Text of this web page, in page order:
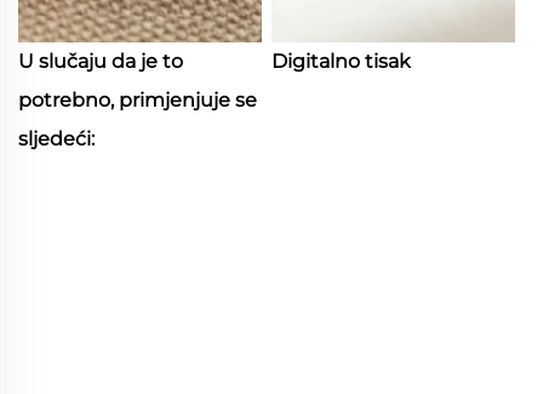
U slučaju da je to
potrebno, primjenjuje se
sljedeći:
Digitalno tisak